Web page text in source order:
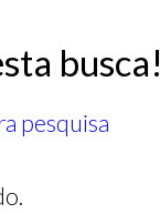
busca!
pesquisa